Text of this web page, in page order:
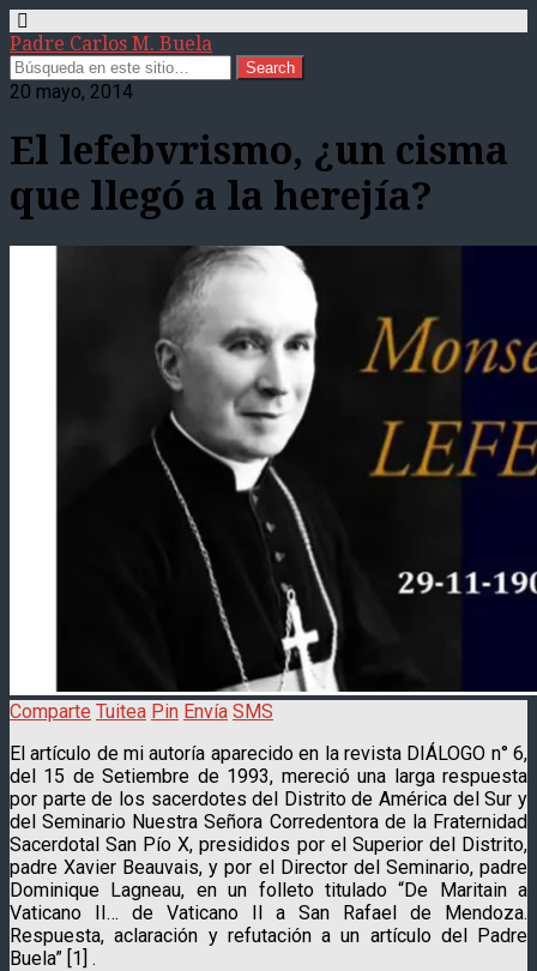
Padre Carlos M. Buela
20 mayo, 2014
El lefebvrismo, ¿un cisma
que llegó a la herejía?
Comparte Tuitea Pin Envía SMS
El artículo de mi autoría aparecido en la revista DIÁLOGO n° 6,
del 15 de Setiembre de 1993, mereció una larga respuesta
por parte de los sacerdotes del Distrito de América del Sur y
del Seminario Nuestra Señora Corredentora de la Fraternidad
Sacerdotal San Pío X, presididos por el Superior del Distrito,
padre Xavier Beauvais, y por el Director del Seminario, padre
Dominique Lagneau, en un folleto titulado “De Maritain a
Vaticano II… de Vaticano II a San Rafael de Mendoza.
Respuesta, aclaración y refutación a un artículo del Padre
Buela” [1] .